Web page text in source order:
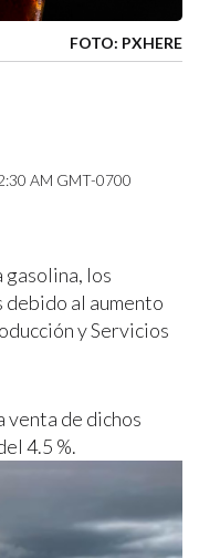
FOTO: PXHERE
AM GMT-0700
los
debido al aumento
y Servicios
venta de dichos
4.5 %.